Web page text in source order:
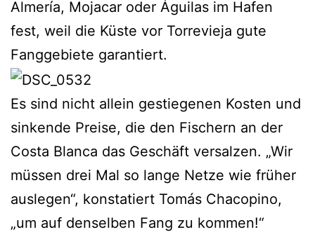
Almería, Mojacar oder Águilas im Hafen
fest, weil die Küste vor Torrevieja gute
Fanggebiete garantiert.
Es sind nicht allein gestiegenen Kosten und
sinkende Preise, die den Fischern an der
Costa Blanca das Geschäft versalzen. „Wir
müssen drei Mal so lange Netze wie früher
auslegen“, konstatiert Tomás Chacopino,
„um auf denselben Fang zu kommen!“